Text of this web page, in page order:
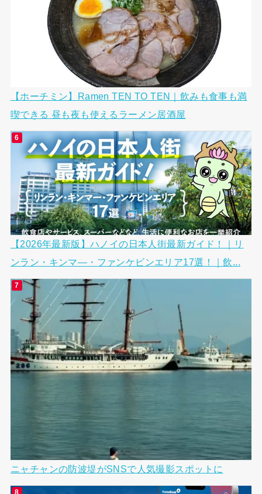
【ホーチミン】Ramen TEN TO TEN｜飲みも食事も満
喫できる 昼も夜も使えるラーメン居酒屋
【2026年最新版】ハノイの日本人街最新ガイド！｜リ
ンラン・キンマ―・ファンケビンエリア17選！｜飲...
ニャチャンの防波堤がSNSで人気撮影スポットに